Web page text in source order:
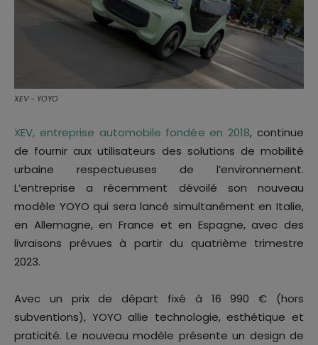
XEV - YOYO
XEV, entreprise automobile fondée en 2018, continue
de fournir aux utilisateurs des solutions de mobilité
urbaine respectueuses de l’environnement.
L’entreprise a récemment dévoilé son nouveau
modèle YOYO qui sera lancé simultanément en Italie,
en Allemagne, en France et en Espagne, avec des
livraisons prévues à partir du quatrième trimestre
2023.
Avec un prix de départ fixé à 16 990 € (hors
subventions), YOYO allie technologie, esthétique et
praticité. Le nouveau modèle présente un design de